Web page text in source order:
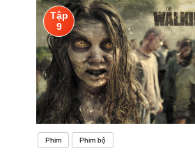
thiện khả năng nghe và phát âm.
dụng tiếng Anh.Tuy nhiên, để tận
để dễ dàng theo dõi.- Xem nhiều
trình và thực hành nói.Tóm lại,
kỹ năng quan trọng để kiểm tra
nghe như “vịt nghe sấm” của người
Anh, một số lượng lớn các từ không
dụ: Chữ “r” trong từ February hoàn toàn không được phát âm. Bạn có thể nghe nó như là feb-you-air-ee.Choir: Bạn có thể mong đợi phát âm âm “ch” ở đây, giống như trong từ “chair” . Nhưng từ
Tập
9
Phim Phim bộ